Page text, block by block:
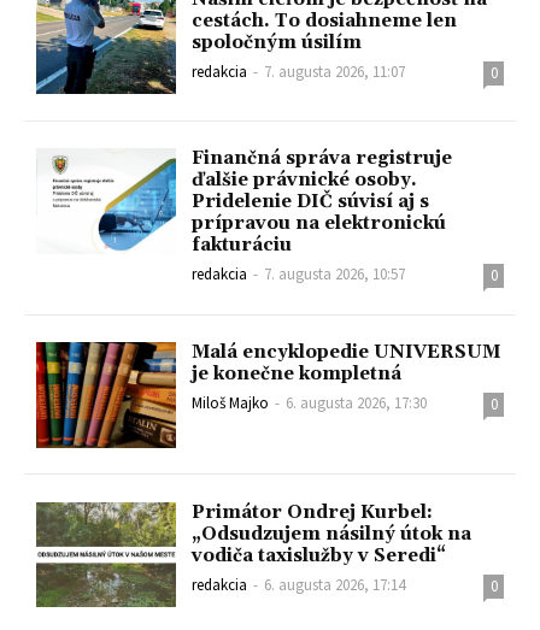
cestách. To dosiahneme len
spoločným úsilím
redakcia - 7. augusta 2026, 11:07 0
Finančná správa registruje
ďalšie právnické osoby.
Pridelenie DIČ súvisí aj s
prípravou na elektronickú
fakturáciu
redakcia - 7. augusta 2026, 10:57 0
Malá encyklopedie UNIVERSUM
je konečne kompletná
Miloš Majko - 6. augusta 2026, 17:30 0
Primátor Ondrej Kurbel:
„Odsudzujem násilný útok na
vodiča taxislužby v Seredi“
redakcia - 6. augusta 2026, 17:14 0